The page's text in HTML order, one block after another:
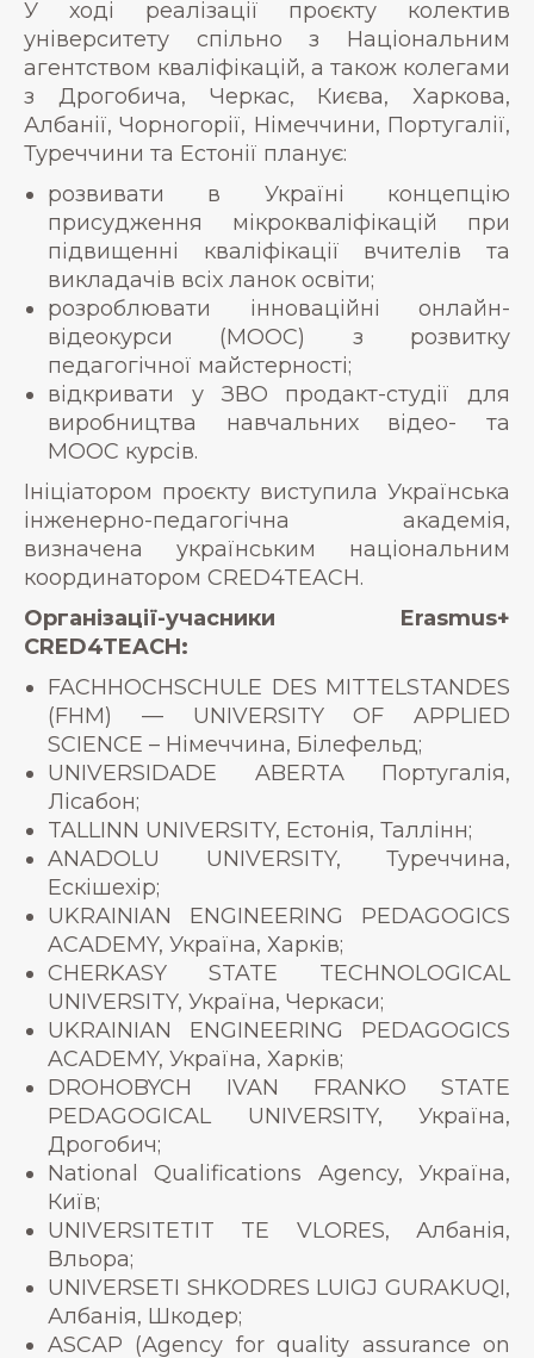
У ході реалізації проєкту колектив
університету спільно з Національним
агентством кваліфікацій, а також колегами
з Дрогобича, Черкас, Києва, Харкова,
Албанії, Чорногорії, Німеччини, Португалії,
Туреччини та Естонії планує:
розвивати в Україні концепцію
присудження мікрокваліфікацій при
підвищенні кваліфікації вчителів та
викладачів всіх ланок освіти;
розроблювати інноваційні онлайн-
відеокурси (MOOC) з розвитку
педагогічної майстерності;
відкривати у ЗВО продакт-студії для
виробництва навчальних відео- та
MOOC курсів.
Ініціатором проєкту виступила Українська
інженерно-педагогічна академія,
визначена українським національним
координатором CRED4TEACH.
Організації-учасники Erasmus+
CRED4TEACH:
FACHHOCHSCHULE DES MITTELSTANDES
(FHM) — UNIVERSITY OF APPLIED
SCIENCE – Німеччина, Білефельд;
UNIVERSIDADE ABERTA Португалія,
Лісабон;
TALLINN UNIVERSITY, Естонія, Таллінн;
ANADOLU UNIVERSITY, Туреччина,
Ескішехір;
UKRAINIAN ENGINEERING PEDAGOGICS
ACADEMY, Україна, Харків;
CHERKASY STATE TECHNOLOGICAL
UNIVERSITY, Україна, Черкаси;
UKRAINIAN ENGINEERING PEDAGOGICS
ACADEMY, Україна, Харків;
DROHOBYCH IVAN FRANKO STATE
PEDAGOGICAL UNIVERSITY, Україна,
Дрогобич;
National Qualifications Agency, Україна,
Київ;
UNIVERSITETIT TE VLORES, Албанія,
Вльора;
UNIVERSETI SHKODRES LUIGJ GURAKUQI,
Албанія, Шкодер;
ASCAP (Аgency for quality assurance on